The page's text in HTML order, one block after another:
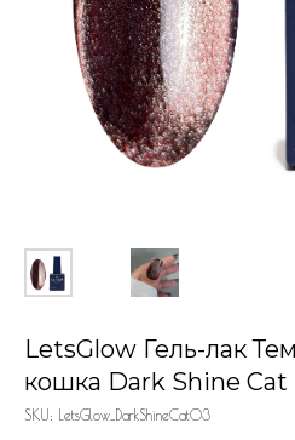
LetsGlow Гель-лак
кошка Dark Shine
SKU: LetsGlow_DarkShineCat03